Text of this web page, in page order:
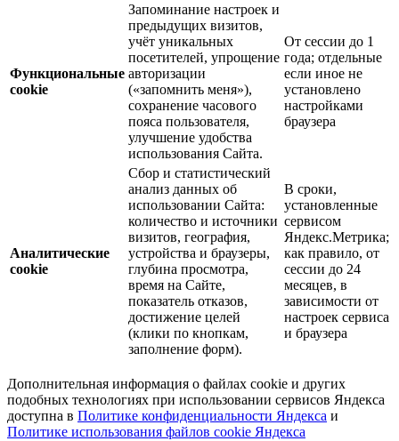
Функциональные
cookie
Запоминание настроек и
предыдущих визитов,
учёт уникальных
посетителей, упрощение
авторизации
(«запомнить меня»),
сохранение часового
пояса пользователя,
улучшение удобства
использования Сайта.
От сессии до 1
года; отдельные
если иное не
установлено
настройками
браузера
Аналитические
cookie
Сбор и статистический
анализ данных об
использовании Сайта:
количество и источники
визитов, география,
устройства и браузеры,
глубина просмотра,
время на Сайте,
показатель отказов,
достижение целей
(клики по кнопкам,
заполнение форм).
В сроки,
установленные
сервисом
Яндекс.Метрика;
как правило, от
сессии до 24
месяцев, в
зависимости от
настроек сервиса
и браузера
Дополнительная информация о файлах cookie и других
подобных технологиях при использовании сервисов Яндекса
доступна в Политике конфиденциальности Яндекса и
Политике использования файлов cookie Яндекса